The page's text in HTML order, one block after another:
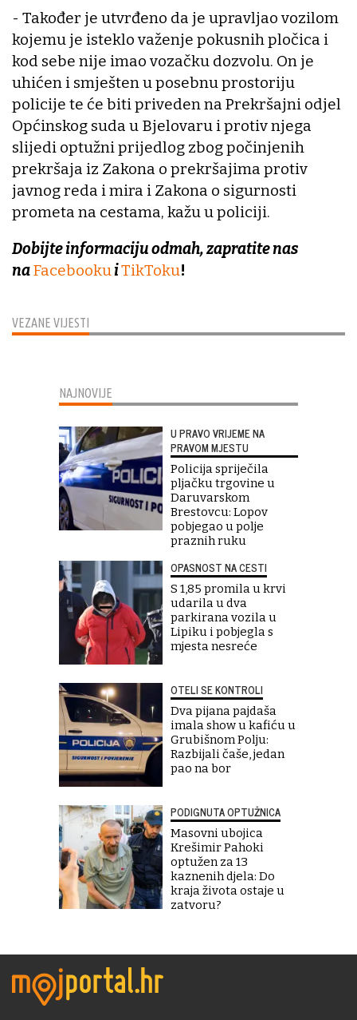
VEZANE VIJESTI
- Također je utvrđeno da je upravljao vozilom
kojemu je isteklo važenje pokusnih pločica i
kod sebe nije imao vozačku dozvolu. On je
uhićen i smješten u posebnu prostoriju
policije te će biti priveden na Prekršajni odjel
Općinskog suda u Bjelovaru i protiv njega
slijedi optužni prijedlog zbog počinjenih
prekršaja iz Zakona o prekršajima protiv
javnog reda i mira i Zakona o sigurnosti
prometa na cestama, kažu u policiji.
Dobijte informaciju odmah, zapratite nas
naFacebookuiTikToku!
NAJNOVIJE
U PRAVO VRIJEME NA
PRAVOM MJESTU
Policija spriječila
pljačku trgovine u
Daruvarskom
Brestovcu: Lopov
pobjegao u polje
praznih ruku
OPASNOST NA CESTI
S 1,85 promila u krvi
udarila u dva
parkirana vozila u
Lipiku i pobjegla s
mjesta nesreće
OTELI SE KONTROLI
Dva pijana pajdaša
imala show u kafiću u
Grubišnom Polju:
Razbijali čaše, jedan
pao na bor
PODIGNUTA OPTUŽNICA
Masovni ubojica
Krešimir Pahoki
optužen za 13
kaznenih djela: Do
kraja života ostaje u
zatvoru?